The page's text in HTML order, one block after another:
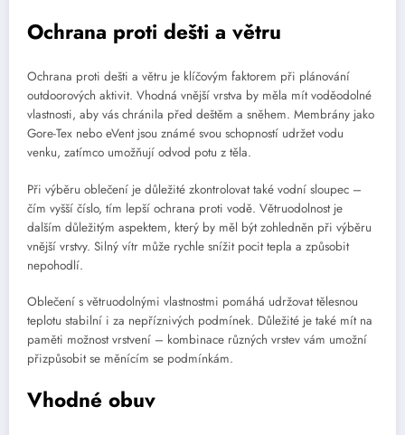
Ochrana proti dešti a větru
Ochrana proti dešti a větru je klíčovým faktorem při plánování
outdoorových aktivit. Vhodná vnější vrstva by měla mít voděodolné
vlastnosti, aby vás chránila před deštěm a sněhem. Membrány jako
Gore-Tex nebo eVent jsou známé svou schopností udržet vodu
venku, zatímco umožňují odvod potu z těla.
Při výběru oblečení je důležité zkontrolovat také vodní sloupec –
čím vyšší číslo, tím lepší ochrana proti vodě. Větruodolnost je
dalším důležitým aspektem, který by měl být zohledněn při výběru
vnější vrstvy. Silný vítr může rychle snížit pocit tepla a způsobit
nepohodlí.
Oblečení s větruodolnými vlastnostmi pomáhá udržovat tělesnou
teplotu stabilní i za nepříznivých podmínek. Důležité je také mít na
paměti možnost vrstvení – kombinace různých vrstev vám umožní
přizpůsobit se měnícím se podmínkám.
Vhodné obuv